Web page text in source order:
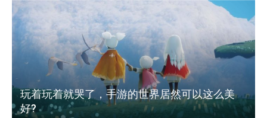
玩着玩着就哭了，手游的世界居然可以这么美
好?